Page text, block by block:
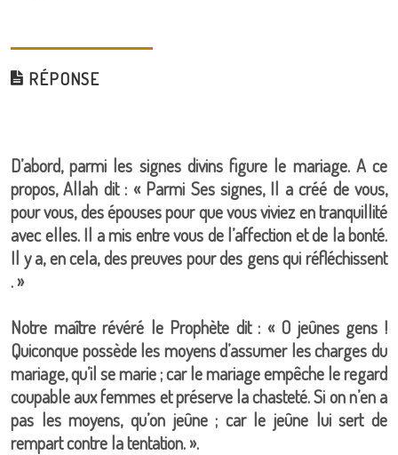
RÉPONSE
D’abord, parmi les signes divins figure le mariage. A ce
propos, Allah dit : « Parmi Ses signes, Il a créé de vous,
pour vous, des épouses pour que vous viviez en tranquillité
avec elles. Il a mis entre vous de l’affection et de la bonté.
Il y a, en cela, des preuves pour des gens qui réfléchissent
. »
Notre maître révéré le Prophète dit : « O jeûnes gens !
Quiconque possède les moyens d’assumer les charges du
mariage, qu’il se marie ; car le mariage empêche le regard
coupable aux femmes et préserve la chasteté. Si on n’en a
pas les moyens, qu’on jeûne ; car le jeûne lui sert de
rempart contre la tentation. ».